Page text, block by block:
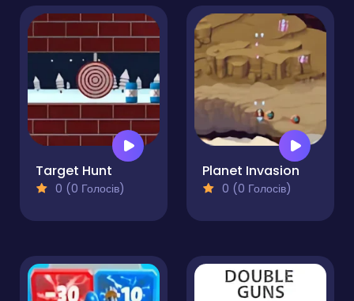
Target Hunt
0 (0 Голосів)
Planet Invasion
0 (0 Голосів)